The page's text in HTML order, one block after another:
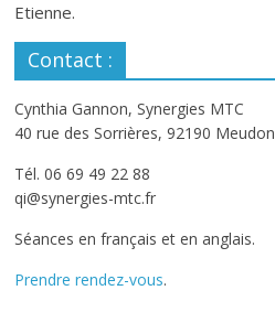
Etienne.
Contact :
Cynthia Gannon, Synergies MTC
40 rue des Sorrières, 92190 Meudon
Tél. 06 69 49 22 88
qi@synergies-mtc.fr
Séances en français et en anglais.
Prendre rendez-vous.